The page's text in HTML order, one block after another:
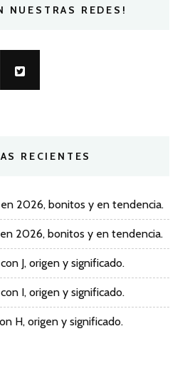
NUESTRAS REDES!
RECIENTES
2026, bonitos y en tendencia.
2026, bonitos y en tendencia.
J, origen y significado.
I, origen y significado.
H, origen y significado.